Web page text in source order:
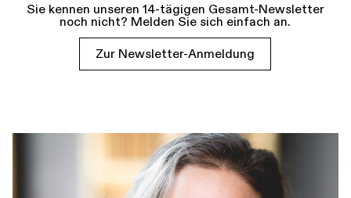
Sie kennen unseren 14-tägigen Gesamt-Newsletter
noch nicht? Melden Sie sich einfach an.
Zur Newsletter-Anmeldung